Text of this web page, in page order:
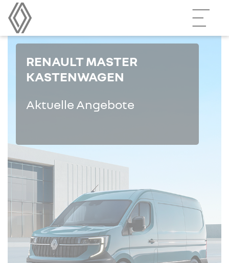
RENAULT MASTER
KASTENWAGEN
Aktuelle Angebote